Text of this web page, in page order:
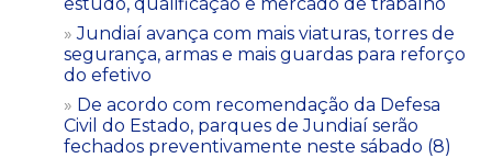
Jundiaí avança com mais viaturas, torres de
segurança, armas e mais guardas para reforço
do efetivo
De acordo com recomendação da Defesa
Civil do Estado, parques de Jundiaí serão
fechados preventivamente neste sábado (8)